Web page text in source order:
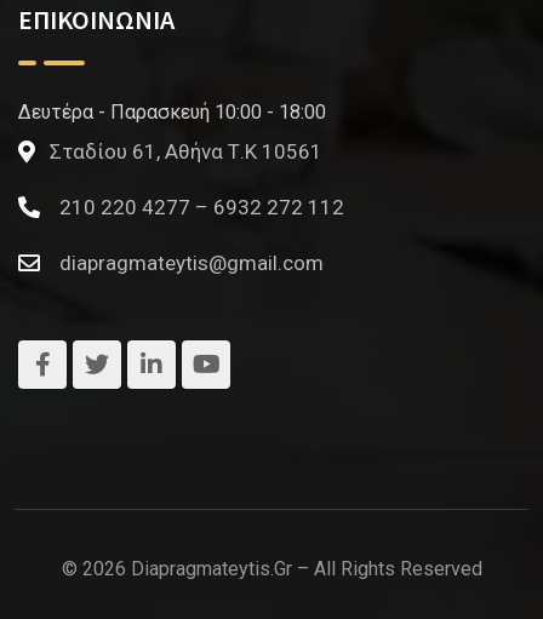
ΕΠΙΚΟΙΝΩΝΙΑ
Δευτέρα - Παρασκευή 10:00 - 18:00
Σταδίου 61, Αθήνα Τ.Κ 10561
210 220 4277 – 6932 272 112
diapragmateytis@gmail.com
© 2026 Diapragmateytis.gr – All Rights Reserved